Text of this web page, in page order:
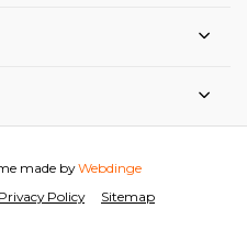
Privacy Policy Sitemap
made byWebdinge